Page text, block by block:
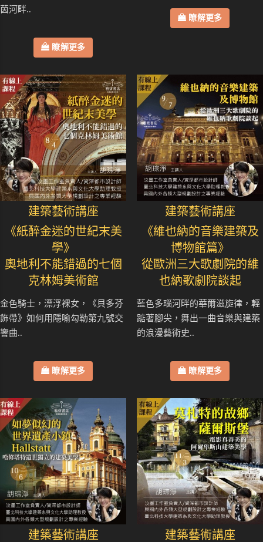
茵河畔..
瞭解更多
瞭解更多
建築藝術講座
《紙醉金迷的世紀末美
學》
奧地利不能錯過的七個
克林姆美術館
金色騎士，漂浮裸女，《貝多芬
飾帶》如何用隱喻勾勒第九號交
響曲..
瞭解更多
建築藝術講座
《維也納的音樂建築及
博物館篇》
從歐洲三大歌劇院的維
也納歌劇院談起
藍色多瑙河畔的華爾滋旋律，輕
踮著腳尖，舞出一曲音樂與建築
的浪漫藝術史..
瞭解更多
建築藝術講座
建築藝術講座